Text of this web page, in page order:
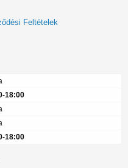
Feltételek
18:00
18:00